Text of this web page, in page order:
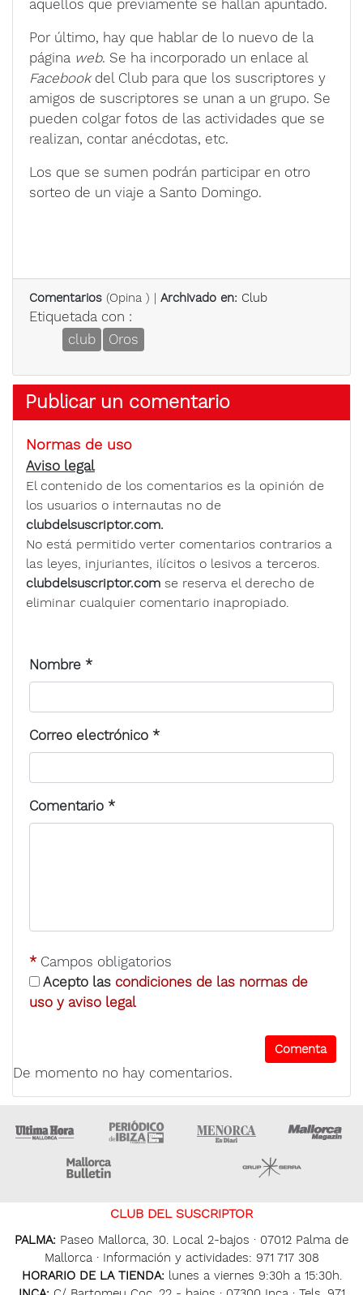
aquellos que previamente se hallan apuntado.
Por último, hay que hablar de lo nuevo de la
página web. Se ha incorporado un enlace al
Facebookdel Club para que los suscriptores y
amigos de suscriptores se unan a un grupo. Se
pueden colgar fotos de las actividades que se
realizan, contar anécdotas, etc.
Los que se sumen podrán participar en otro
sorteo de un viaje a Santo Domingo.
Comentarios (Opina ) | Archivado en: Club
Etiquetada con :
club
Oros
Publicar un comentario
Normas de uso
Aviso legal
El contenido de los comentarios es la opinión de
los usuarios o internautas no de
clubdelsuscriptor.com.
No está permitido verter comentarios contrarios a
las leyes, injuriantes, ilícitos o lesivos a terceros.
clubdelsuscriptor.com se reserva el derecho de
eliminar cualquier comentario inapropiado.
Nombre *
Correo electrónico *
Comentario *
* Campos obligatorios
Acepto las condiciones de las normas de
uso y aviso legal
De momento no hay comentarios.
Ultima Hora Ultima hora Ibiza Menorca • Es Diari
CLUB DEL SUSCRIPTOR
PALMA: Paseo Mallorca, 30. Local 2-bajos · 07012 Palma de
Mallorca · Información y actividades: 971 717 308
HORARIO DE LA TIENDA: lunes a viernes 9:30h a 15:30h.